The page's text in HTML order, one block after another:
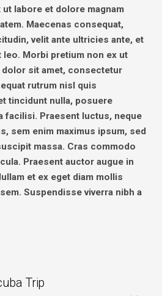
labore et dolore magnam
Maecenas consequat,
velit ante ultricies ante, et
Morbi pretium non ex ut
sit amet, consectetur
rutrum nisl quis
tincidunt nulla, posuere
facilisi. Praesent luctus, neque
sem enim maximus ipsum, sed
massa. Cras commodo
Praesent auctor augue in
et ex eget diam mollis
Suspendisse viverra nibh a
Trip